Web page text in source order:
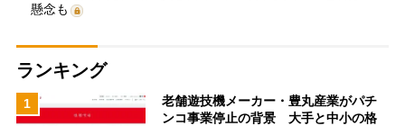
懸念も
ランキング
1
老舗遊技機メーカー・豊丸産業がパチ
ンコ事業停止の背景 大手と中小の格